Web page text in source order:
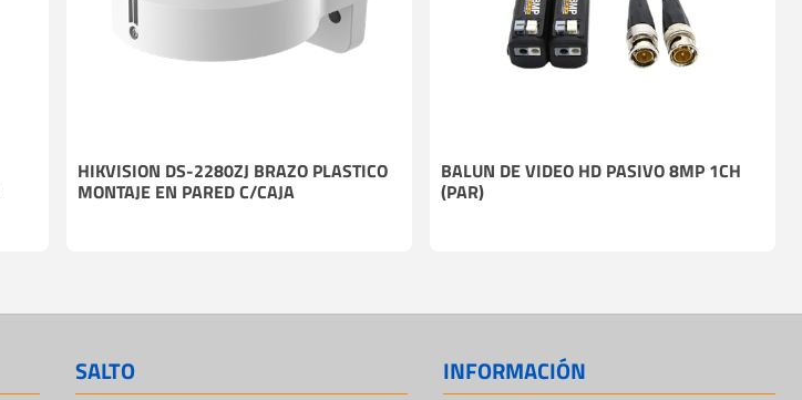
HIKVISION DS-2280ZJ BRAZO PLASTICO
MONTAJE EN PARED C/CAJA
BALUN DE VIDEO HD PASIVO 8MP 1CH
(PAR)
SALTO INFORMACIÓN